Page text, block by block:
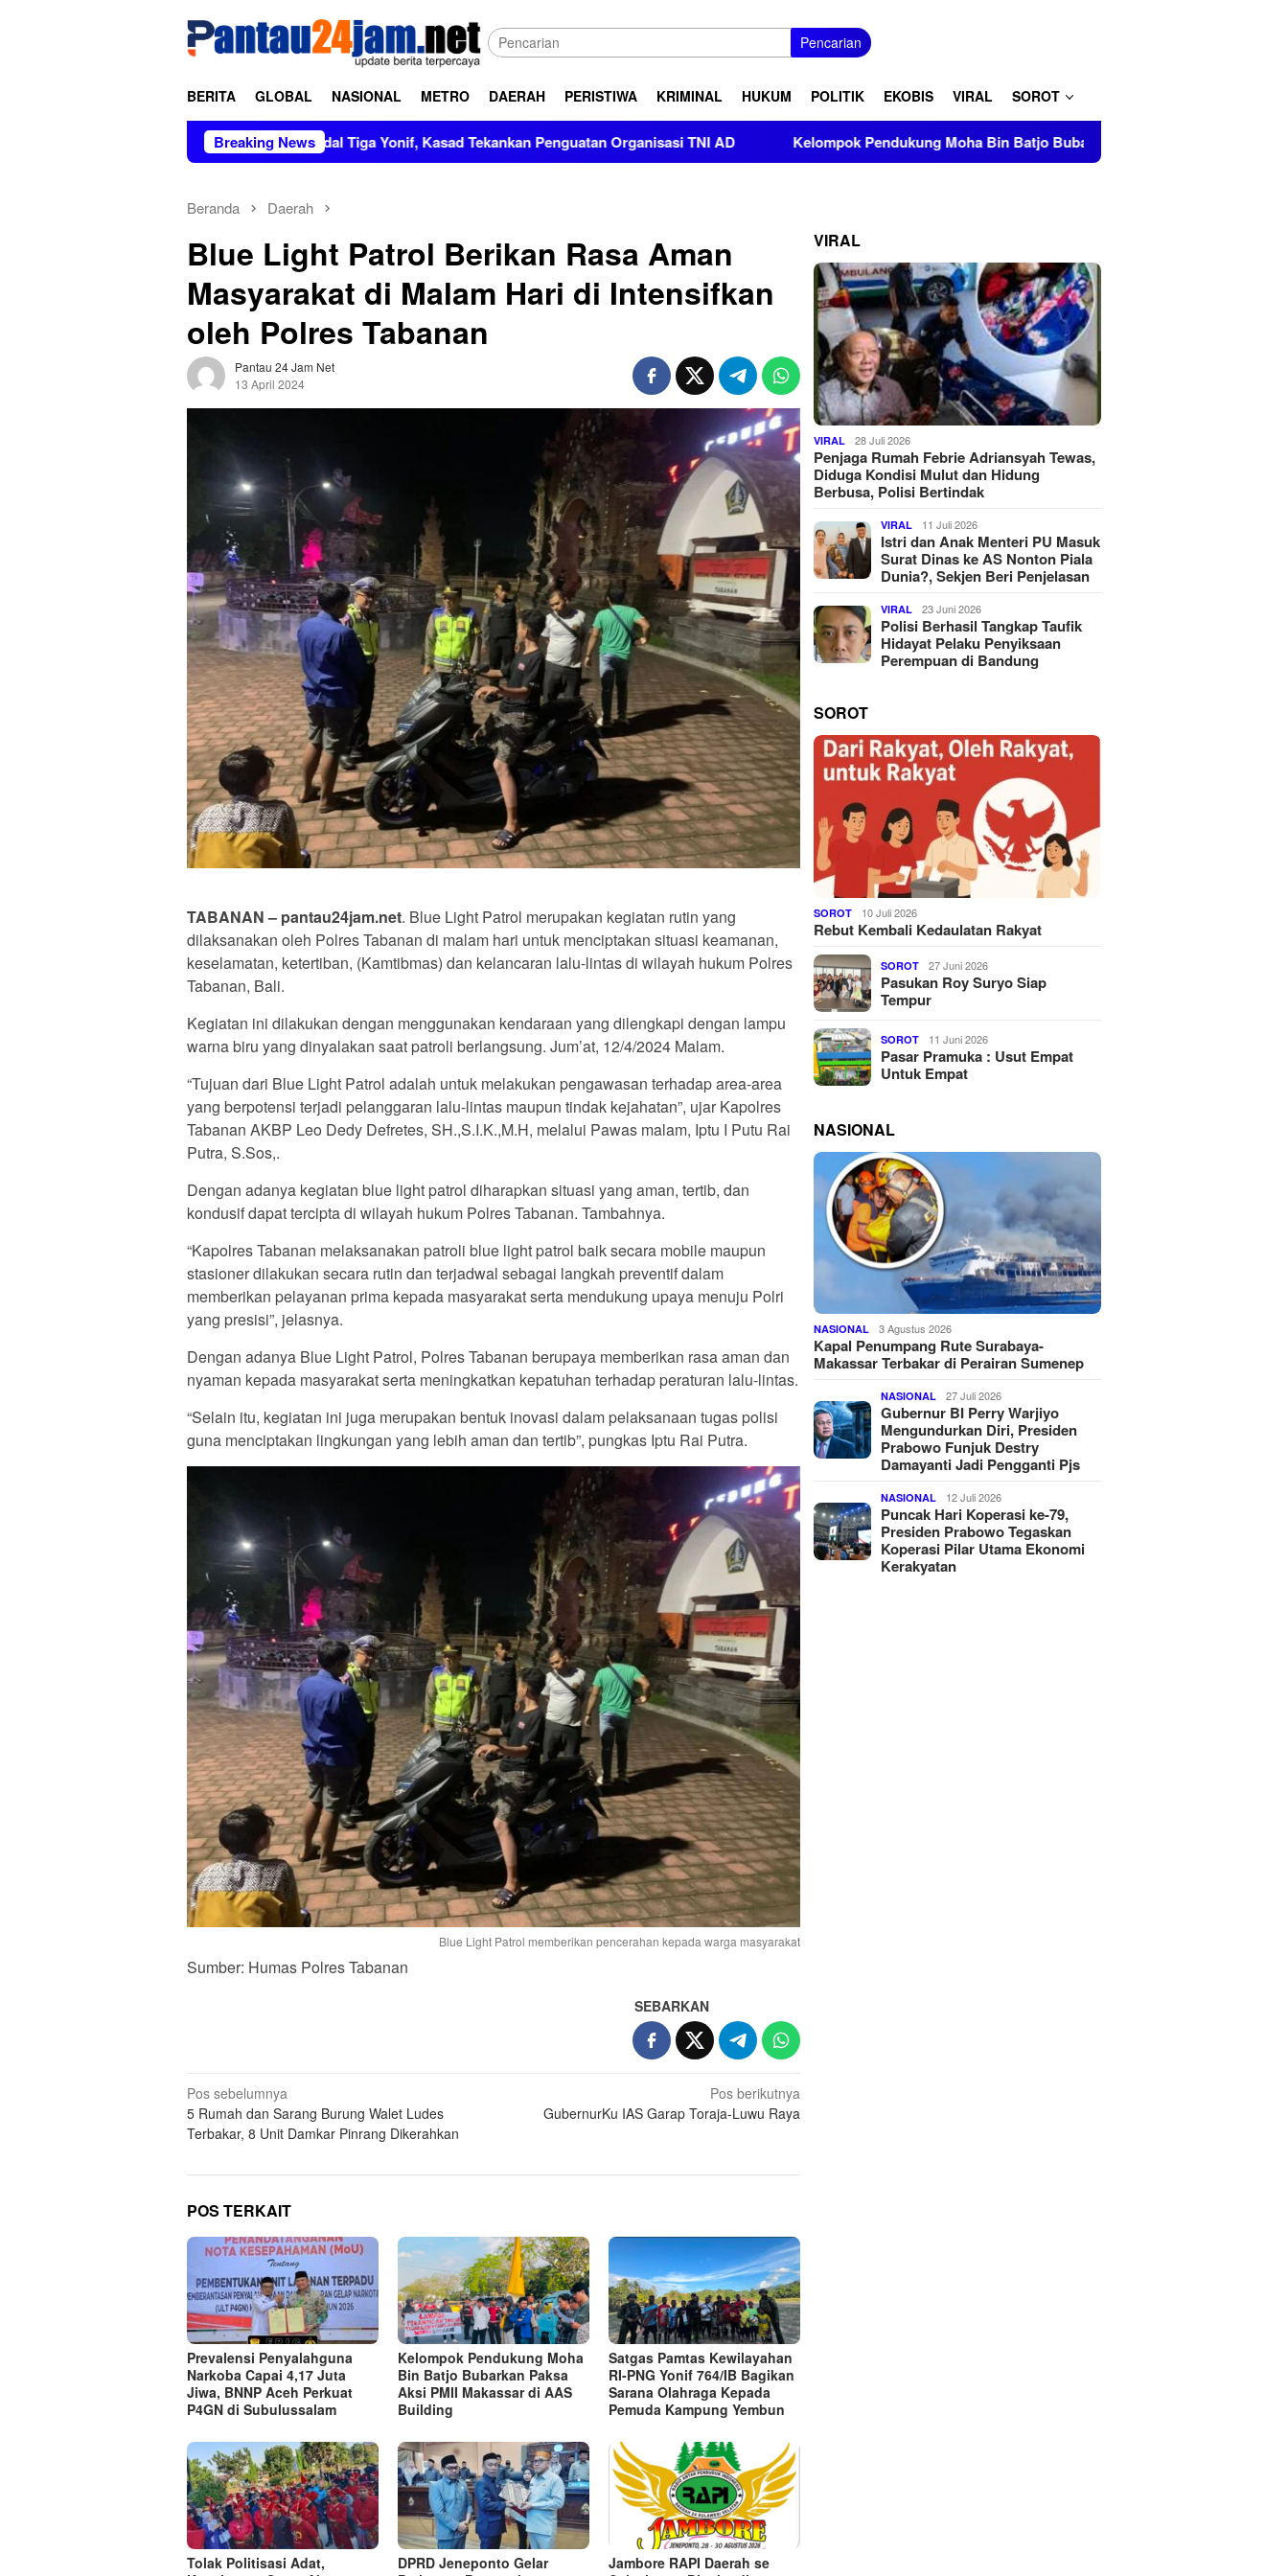
Pencarian
BERITA GLOBAL NASIONAL METRO DAERAH PERISTIWA KRIMINAL HUKUM POLITIK EKOBIS VIRAL SOROT
Breaking News
Pimpin Sertijab dan Alih Kodal Tiga Yonif, Kasad Tekankan Penguatan Organisasi TNI AD Kelompok Pendukung Moha Bin Batjo Bubarkan Paksa Aksi PMII Makassar di AAS Building
Beranda Daerah
Blue Light Patrol Berikan Rasa Aman
Masyarakat di Malam Hari di Intensifkan
oleh Polres Tabanan
Pantau 24 Jam Net
13 April 2024
TABANAN – pantau24jam.net. Blue Light Patrol merupakan kegiatan rutin yang
dilaksanakan oleh Polres Tabanan di malam hari untuk menciptakan situasi keamanan,
keselamatan, ketertiban, (Kamtibmas) dan kelancaran lalu-lintas di wilayah hukum Polres
Tabanan, Bali.
Kegiatan ini dilakukan dengan menggunakan kendaraan yang dilengkapi dengan lampu
warna biru yang dinyalakan saat patroli berlangsung. Jum’at, 12/4/2024 Malam.
“Tujuan dari Blue Light Patrol adalah untuk melakukan pengawasan terhadap area-area
yang berpotensi terjadi pelanggaran lalu-lintas maupun tindak kejahatan”, ujar Kapolres
Tabanan AKBP Leo Dedy Defretes, SH.,S.I.K.,M.H, melalui Pawas malam, Iptu I Putu Rai
Putra, S.Sos,.
Dengan adanya kegiatan blue light patrol diharapkan situasi yang aman, tertib, dan
kondusif dapat tercipta di wilayah hukum Polres Tabanan. Tambahnya.
“Kapolres Tabanan melaksanakan patroli blue light patrol baik secara mobile maupun
stasioner dilakukan secara rutin dan terjadwal sebagai langkah preventif dalam
memberikan pelayanan prima kepada masyarakat serta mendukung upaya menuju Polri
yang presisi”, jelasnya.
Dengan adanya Blue Light Patrol, Polres Tabanan berupaya memberikan rasa aman dan
nyaman kepada masyarakat serta meningkatkan kepatuhan terhadap peraturan lalu-lintas.
“Selain itu, kegiatan ini juga merupakan bentuk inovasi dalam pelaksanaan tugas polisi
guna menciptakan lingkungan yang lebih aman dan tertib”, pungkas Iptu Rai Putra.
Blue Light Patrol memberikan pencerahan kepada warga masyarakat
Sumber: Humas Polres Tabanan
SEBARKAN
Navigasi
pos
Pos sebelumnya
5 Rumah dan Sarang Burung Walet Ludes
Terbakar, 8 Unit Damkar Pinrang Dikerahkan
Pos berikutnya
GubernurKu IAS Garap Toraja-Luwu Raya
POS TERKAIT
Prevalensi Penyalahguna
Narkoba Capai 4,17 Juta
Jiwa, BNNP Aceh Perkuat
P4GN di Subulussalam
Kelompok Pendukung Moha
Bin Batjo Bubarkan Paksa
Aksi PMII Makassar di AAS
Building
Satgas Pamtas Kewilayahan
RI-PNG Yonif 764/IB Bagikan
Sarana Olahraga Kepada
Pemuda Kampung Yembun
Tolak Politisasi Adat,
DPRD Jeneponto Gelar
Jambore RAPI Daerah se
VIRAL
VIRAL 28 Juli 2026
Penjaga Rumah Febrie Adriansyah Tewas,
Diduga Kondisi Mulut dan Hidung
Berbusa, Polisi Bertindak
VIRAL 11 Juli 2026
Istri dan Anak Menteri PU Masuk
Surat Dinas ke AS Nonton Piala
Dunia?, Sekjen Beri Penjelasan
VIRAL 23 Juni 2026
Polisi Berhasil Tangkap Taufik
Hidayat Pelaku Penyiksaan
Perempuan di Bandung
SOROT
SOROT 10 Juli 2026
Rebut Kembali Kedaulatan Rakyat
SOROT 27 Juni 2026
Pasukan Roy Suryo Siap
Tempur
SOROT 11 Juni 2026
Pasar Pramuka : Usut Empat
Untuk Empat
NASIONAL
NASIONAL 3 Agustus 2026
Kapal Penumpang Rute Surabaya-
Makassar Terbakar di Perairan Sumenep
NASIONAL 27 Juli 2026
Gubernur BI Perry Warjiyo
Mengundurkan Diri, Presiden
Prabowo Funjuk Destry
Damayanti Jadi Pengganti Pjs
NASIONAL 12 Juli 2026
Puncak Hari Koperasi ke-79,
Presiden Prabowo Tegaskan
Koperasi Pilar Utama Ekonomi
Kerakyatan